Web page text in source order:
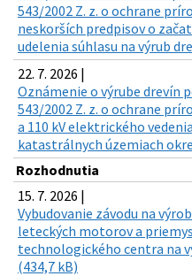
543/2002 Z. z. o ochrane
neskorších predpisov o
udelenia súhlasu na výrub
22. 7. 2026 |
Oznámenie o výrube drevín
543/2002 Z. z. o ochrane
a 110 kV elektrického
katastrálnych územiach
Rozhodnutia
15. 7. 2026 |
Vybudovanie závodu na
leteckých motorov a
technologického centra na
(434,7 kB)